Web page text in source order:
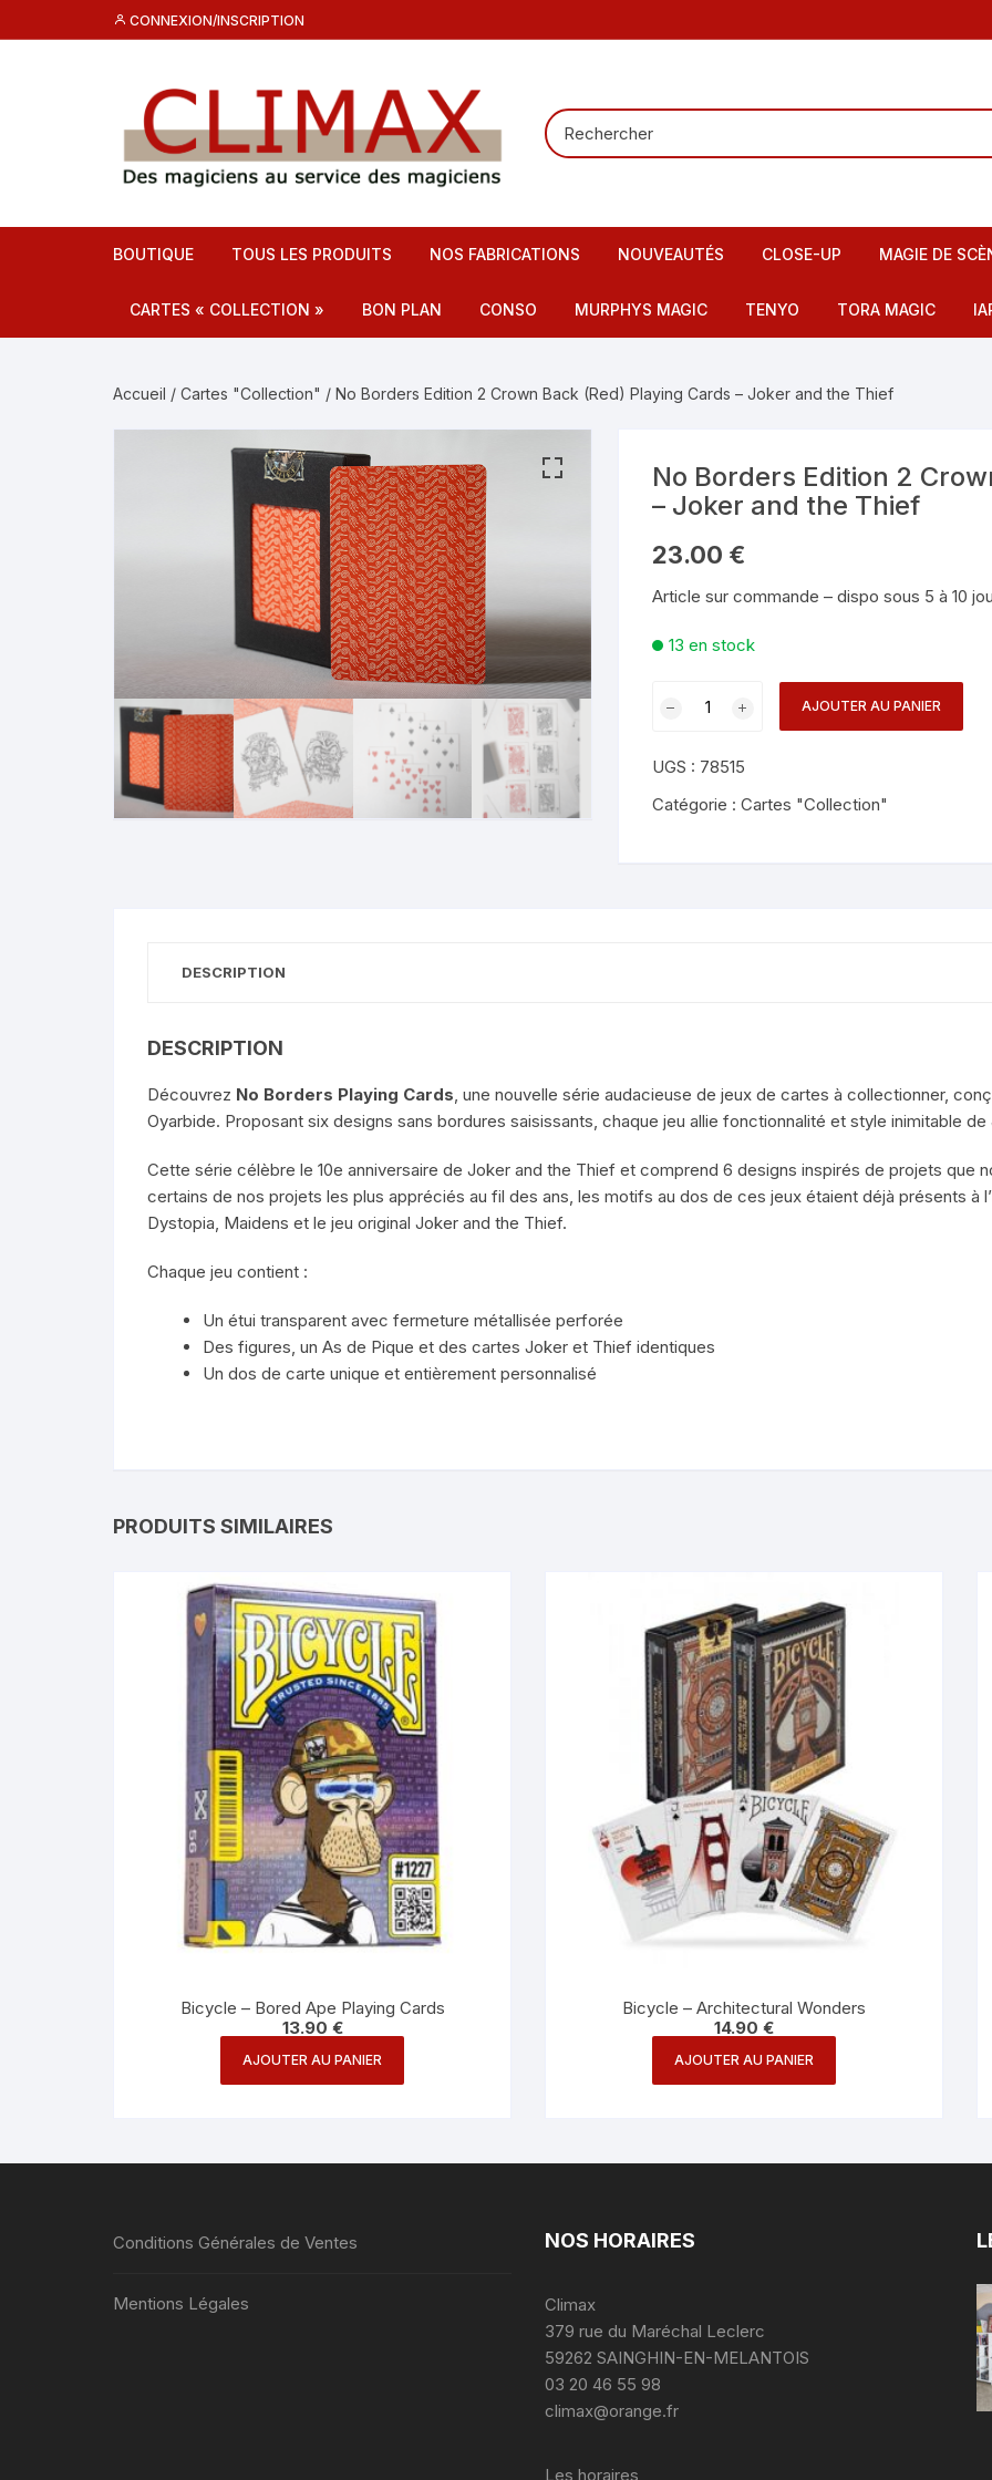
au
CONNEXION/INSCRIPTION
BOUTIQUE TOUS LES PRODUITS NOS FABRICATIONS NOUVEAUTÉS CLOSE-UP
Tours de carte
Mousses – Balles – Anneaux
Mentalisme en close-up
MAGIE DE
Carte pour la
Tours pour
Tours avec
Grandes
CARTES « COLLECTION » BON PLAN CONSO
Cire – FI – Fils – Cordes
Neige – Rubans – Steamers
Ballons
Aimants
Roughing – Produits
MURPHYS MAGIC TENYO TORA MAGIC
Accueil / Cartes "Collection" / No Borders Edition 2 Crown Back (Red) Playing Cards – Joker and the Thief
No Borders Edition 2
– Joker and the Thief
23.00 €
Article sur commande – dispo sous 5 à 10
13 en stock
Borders
Edition
Thief
AJOUTER AU PANIER
UGS : 78515
Catégorie : Cartes "Collection"
DESCRIPTION
DESCRIPTION
Découvrez No Borders Playing Cards, une nouvelle série audacieuse de jeux de cartes à collectionner,
Oyarbide. Proposant six designs sans bordures saisissants, chaque jeu allie fonctionnalité et style inimitable
Cette série célèbre le 10e anniversaire de Joker and the Thief et comprend 6 designs inspirés de projets que
certains de nos projets les plus appréciés au fil des ans, les motifs au dos de ces jeux étaient déjà présents à
Dystopia, Maidens et le jeu original Joker and the Thief.
Chaque jeu contient :
Un étui transparent avec fermeture métallisée perforée
Des figures, un As de Pique et des cartes Joker et Thief identiques
Un dos de carte unique et entièrement personnalisé
PRODUITS SIMILAIRES
Bicycle – Bored Ape Playing Cards
13.90 €
AJOUTER AU PANIER
Bicycle – Architectural Wonders
14.90 €
AJOUTER AU PANIER
Conditions Générales de Ventes
Mentions Légales
NOS HORAIRES
Climax
379 rue du Maréchal Leclerc
59262 SAINGHIN-EN-MELANTOIS
03 20 46 55 98
climax@orange.fr
Les horaires